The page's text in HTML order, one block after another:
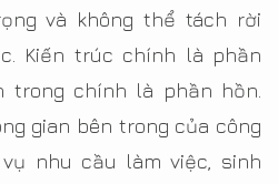
và không thể tách rời
Kiến trúc chính là phần
trong chính là phần hồn.
gian bên trong của công
nhu cầu làm việc, sinh